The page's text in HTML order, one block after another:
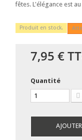
fêtes. L'élégance est
Produit en stock.
7,95 €
Quantité